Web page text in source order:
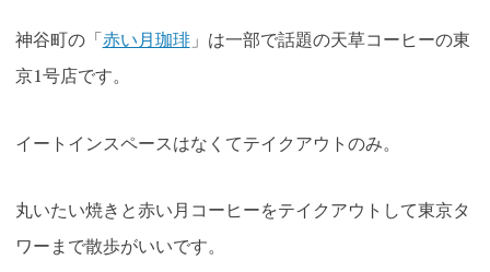
神谷町の「赤い月珈琲」は一部で話題の天草コーヒーの東
京1号店です。
イートインスペースはなくてテイクアウトのみ。
丸いたい焼きと赤い月コーヒーをテイクアウトして東京タ
ワーまで散歩がいいです。